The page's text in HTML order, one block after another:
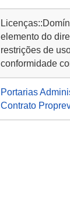
elemento do
restrições de
conformidade
Portarias
Contrato